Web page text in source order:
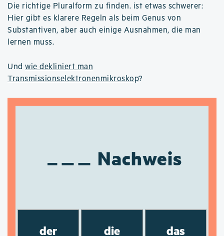
Die richtige Pluralform zu finden. ist etwas schwerer:
Hier gibt es klarere Regeln als beim Genus von
Substantiven, aber auch einige Ausnahmen, die man
lernen muss.
Und wie dekliniert man
Transmissionselektronenmikroskop?
Nachweis
der die das